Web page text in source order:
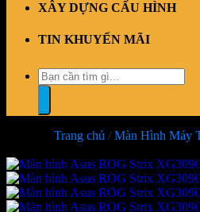
XÂY DỰNG CẤU HÌNH
TIN KHUYẾN MÃI
Tìm
kiếm:
Trang chủ / Màn Hình Máy